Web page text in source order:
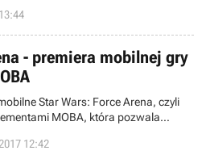
dodatkowe animacje, ubrania i nie
- premiera mobilnej gry
Star Wars: Force Arena, czyli
MOBA, która pozwala
z uniwersum Gwiezdnych
12:42